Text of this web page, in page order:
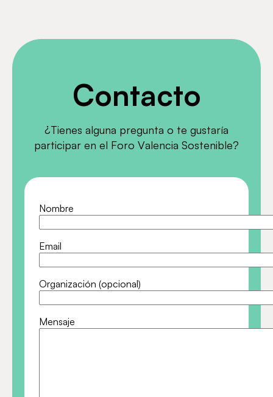
Contacto
¿Tienes alguna pregunta o te gustaría
participar en el Foro Valencia Sostenible?
Nombre
Email
Organización (opcional)
Mensaje